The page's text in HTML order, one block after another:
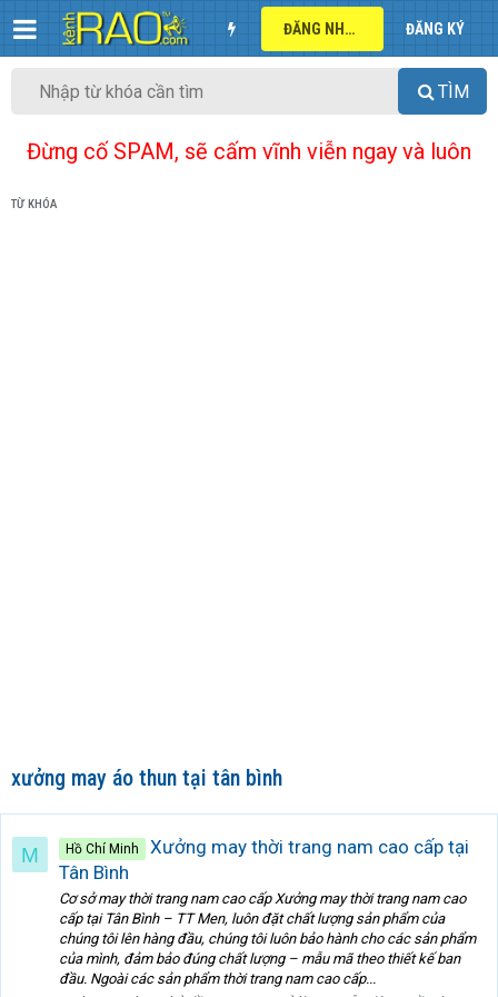
ĐĂNG NHẬP ĐĂNG KÝ
TÌM
Đừng cố SPAM, sẽ cấm vĩnh viễn ngay và luôn
TỪ KHÓA
xưởng may áo thun tại tân bình
M Hồ Chí Minh
Xưởng may thời trang nam cao cấp tại
Tân Bình
Cơ sở may thời trang nam cao cấp Xưởng may thời trang nam cao
cấp tại Tân Bình – TT Men, luôn đặt chất lượng sản phẩm của
chúng tôi lên hàng đầu, chúng tôi luôn bảo hành cho các sản phẩm
của mình, đảm bảo đúng chất lượng – mẫu mã theo thiết kế ban
đầu. Ngoài các sản phẩm thời trang nam cao cấp...